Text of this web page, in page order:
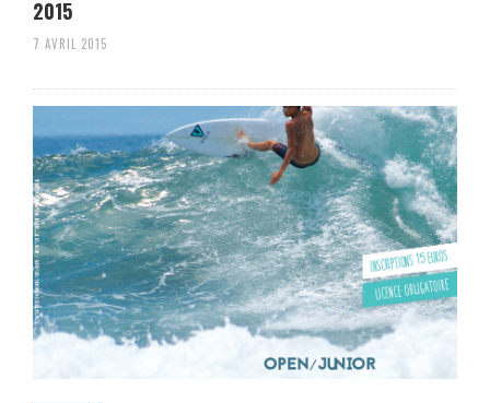
2015
7 AVRIL 2015